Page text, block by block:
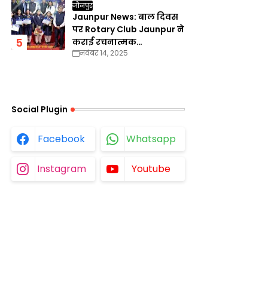
जौनपुर
Jaunpur News: बाल दिवस
पर Rotary Club Jaunpur ने
कराई रचनात्मक
प्रतियोगिताएँ
नवंबर 14, 2025
Social Plugin
Facebook Whatsapp
Instagram Youtube